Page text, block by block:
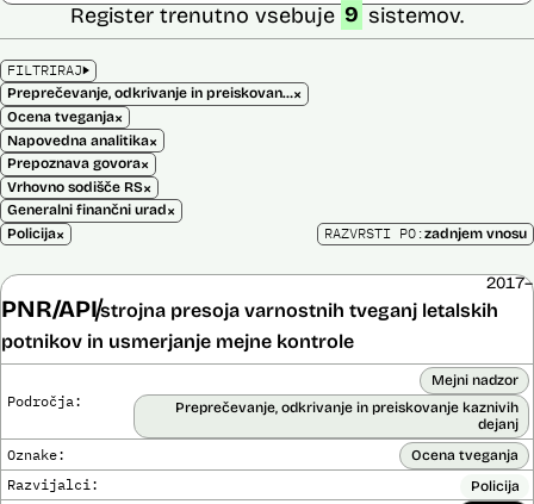
FILTRIRAJ
Preprečevanje, odkrivanje in preiskovanje kaznivih dejanj×
Ocena tveganja×
Napovedna analitika×
Prepoznava govora×
Vrhovno sodišče RS×
Generalni finančni urad×
Policija×
Register trenutno vsebuje 9 sistemov.
RAZVRSTI PO:zadnjem vnosu
PNR/APIstrojna presoja varnostnih tveganj letalskih
potnikov in usmerjanje mejne kontrole
2017–
Področja:
Mejni nadzor
Preprečevanje, odkrivanje in preiskovanje kaznivih
dejanj
Oznake: Ocena tveganja
Razvijalci: Policija